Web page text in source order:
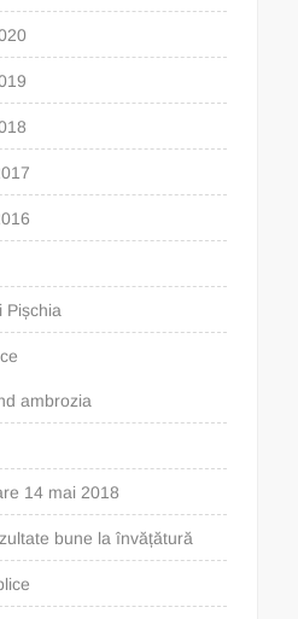
Pișchia
ambrozia
14 mai 2018
bune la învățătură